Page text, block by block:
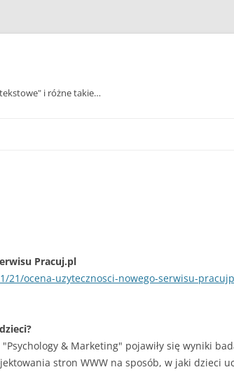
i różne takie…
Pracuj.pl
21/ocena-uzytecznosci-nowego-serwisu-
& Marketing" pojawiły się wyniki
stron WWW na sposób, w jaki dzieci